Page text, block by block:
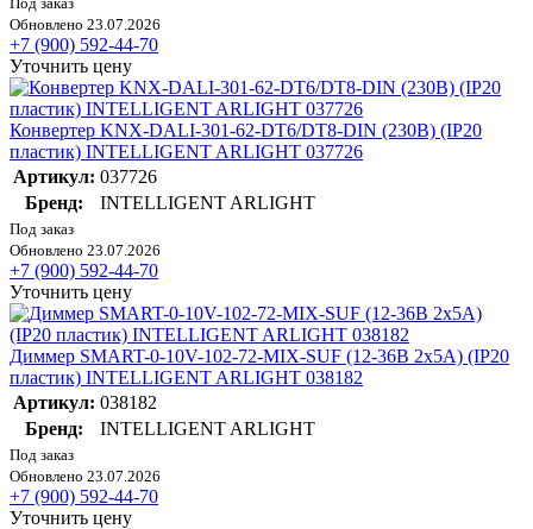
Обновлено 23.07.2026
+7 (900) 592-44-70
Уточнить цену
Конвертер KNX-DALI-301-62-DT6/DT8-DIN (230В) (IP20
пластик) INTELLIGENT ARLIGHT 037726
Артикул: 037726
Бренд:
INTELLIGENT ARLIGHT
Под заказ
Обновлено 23.07.2026
+7 (900) 592-44-70
Уточнить цену
Диммер SMART-0-10V-102-72-MIX-SUF (12-36В 2х5А) (IP20
пластик) INTELLIGENT ARLIGHT 038182
Артикул: 038182
Бренд:
INTELLIGENT ARLIGHT
Под заказ
Обновлено 23.07.2026
+7 (900) 592-44-70
Уточнить цену